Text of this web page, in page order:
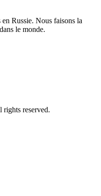
Russie. Nous faisons la
le monde.
rights reserved.